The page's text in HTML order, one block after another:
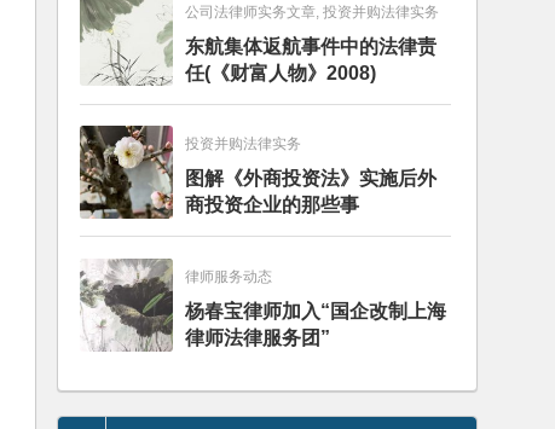
公司法律师实务文章, 投资并购法律实务
东航集体返航事件中的法律责
任(《财富人物》2008)
投资并购法律实务
图解《外商投资法》实施后外
商投资企业的那些事
律师服务动态
杨春宝律师加入“国企改制上海
律师法律服务团”